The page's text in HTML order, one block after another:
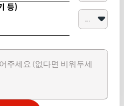
등)